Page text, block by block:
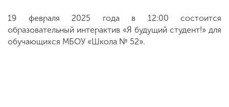
Студенческая жизнь
19 февраля 2025 года в 12:00 состоится
образовательный интерактив «Я будущий студент!» для
обучающихся МБОУ «Школа № 52».